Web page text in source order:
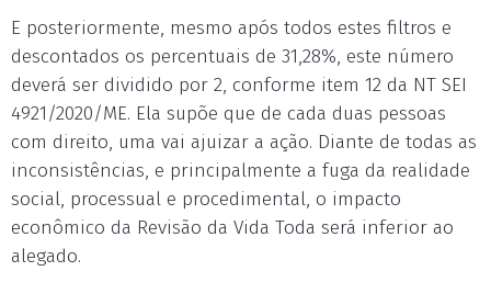
E posteriormente, mesmo após todos estes filtros e
descontados os percentuais de 31,28%, este número
deverá ser dividido por 2, conforme item 12 da NT SEI
4921/2020/ME. Ela supõe que de cada duas pessoas
com direito, uma vai ajuizar a ação. Diante de todas as
inconsistências, e principalmente a fuga da realidade
social, processual e procedimental, o impacto
econômico da Revisão da Vida Toda será inferior ao
alegado.